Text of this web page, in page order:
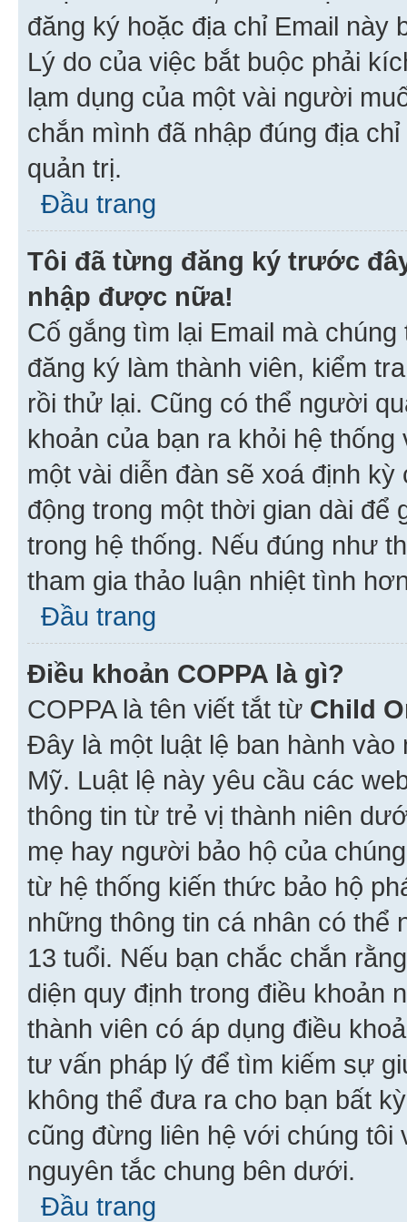
đăng ký hoặc địa chỉ Email này
Lý do của việc bắt buộc phải
lạm dụng của một vài người
chắn mình đã nhập đúng địa
quản trị.
Đầu trang
Tôi đã từng đăng ký trước
nhập được nữa!
Cố gắng tìm lại Email mà
đăng ký làm thành viên, kiểm
rồi thử lại. Cũng có thể người
khoản của bạn ra khỏi hệ
một vài diễn đàn sẽ xoá định
động trong một thời gian dài
trong hệ thống. Nếu đúng như
tham gia thảo luận nhiệt tình
Đầu trang
Điều khoản COPPA là gì?
COPPA là tên viết tắt từ Child
Đây là một luật lệ ban hành
Mỹ. Luật lệ này yêu cầu các
thông tin từ trẻ vị thành niên
mẹ hay người bảo hộ của
từ hệ thống kiến thức bảo hộ
những thông tin cá nhân có thể
13 tuổi. Nếu bạn chắc chắn
diện quy định trong điều khoản
thành viên có áp dụng điều
tư vấn pháp lý để tìm kiếm sự
không thể đưa ra cho bạn bất
cũng đừng liên hệ với chúng
nguyên tắc chung bên dưới.
Đầu trang